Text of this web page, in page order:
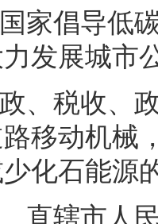
家倡导低
发展城市
、税收、
移动机械
化石能源
直辖市人